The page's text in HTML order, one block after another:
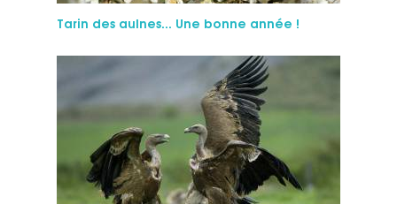
Tarin des aulnes... Une bonne année !